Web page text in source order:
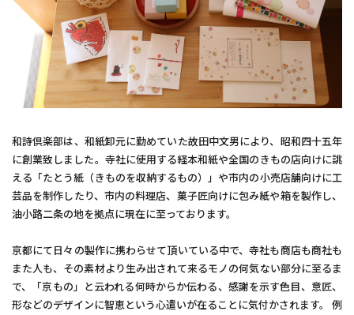
和詩倶楽部は、和紙卸元に勤めていた故田中文男により、昭和四十五年
に創業致しました。寺社に使用する経本和紙や全国のきもの店向けに誂
える「たとう紙（きものを収納するもの）」や市内の小売店舗向けに工
芸品を制作したり、市内の料理店、菓子匠向けに包み紙や箱を製作し、
油小路二条の地を拠点に現在に至っております。
京都にて日々の製作に携わらせて頂いている中で、寺社も商店も商社も
また人も、その素材より生み出されて来るモノの何気ない部分に至るま
で、「京もの」と云われる何時からか伝わる、感謝を示す色目、意匠、
形などのデザインに智恵という心遣いが在ることに気付かされます。 例